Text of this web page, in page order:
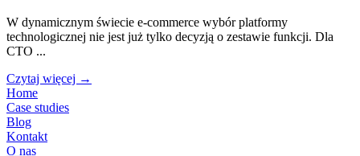
W dynamicznym świecie e-commerce wybór platformy
technologicznej nie jest już tylko decyzją o zestawie funkcji. Dla
CTO ...
Czytaj więcej →
Home
Case studies
Blog
Kontakt
O nas